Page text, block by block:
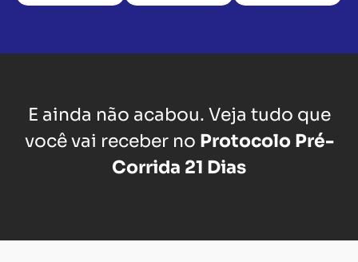
E ainda não acabou. Veja tudo que
você vai receber no Protocolo Pré-
Corrida 21 Dias